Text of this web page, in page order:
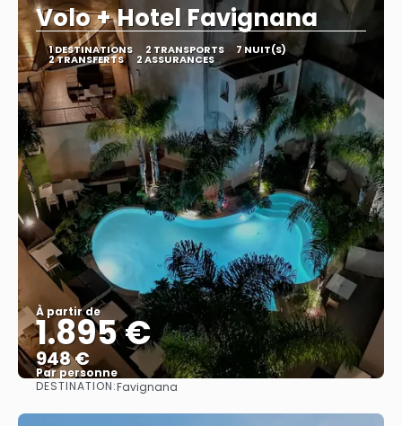
Volo + Hotel Favignana
1 DESTINATIONS 2 TRANSPORTS 7 NUIT(S)
2 TRANSFERTS 2 ASSURANCES
À partir de
1.895 €
948 €
Par personne
Afficher
DESTINATION:Favignana